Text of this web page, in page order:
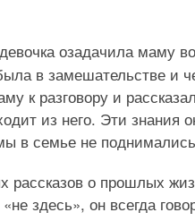
озадачила маму
в замешательстве и
к разговору и
из него. Эти знания
в семье не
рассказов о прошлых
здесь», он всегда